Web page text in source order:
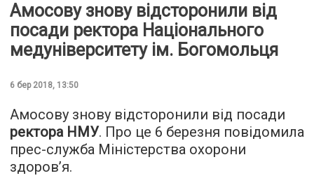
Амосову знову відсторонили від
посади ректора Національного
медуніверситету ім. Богомольця
6 бер 2018, 13:50
Амосову знову відсторонили від посади
ректора НМУ. Про це 6 березня повідомила
прес-служба Міністерства охорони
здоров’я.